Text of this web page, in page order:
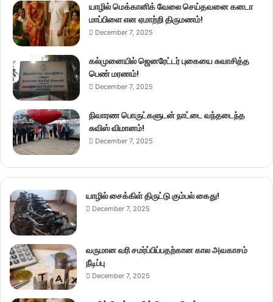
யாழில் மெக்கானிக் வேலை செய்தவனை கனடா
மாப்பிளை என ஏமாற்றி திருமணம்!
December 7, 2025
கல்முனையில் ஜெனரேட்டர் புகையை சுவாசித்த
பெண் மரணம்!
December 7, 2025
நிவாரண பொருட்களுடன் நாட்டை வந்தடைந்த
சுவிஸ் விமானம்!
December 7, 2025
யாழில் சைக்கிள் திருட்டு கும்பல் கைது!
December 7, 2025
வருமான வரி சமர்ப்பிப்பதற்கான கால அவகாசம்
நீடிப்பு
December 7, 2025